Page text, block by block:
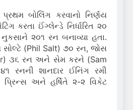
બોલિંગ કરવાનો નિર્ણય
કરતા ઈંગ્લેન્ડે નિર્ધારિત ૨૦
૨૦૧ રન બનાવ્યા હતા.
સોલ્ટે (Phil Salt) ૭૦ રન, જોસ
૩૬ રન અને સેમ કરને (Sam
રનની શાનદાર ઈનિંગ રમી
પ્રિન્સ અને હર્ષિતે ૨-૨ વિકેટ